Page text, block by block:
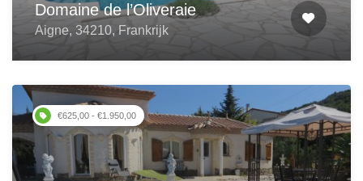
Domaine de l’Oliveraie
Aigne, 34210, Frankrijk
€625,00 - €1.950,00